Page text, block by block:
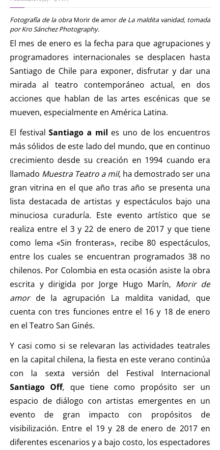
Fotografía de la obra Morir de amor de La maldita vanidad, tomada
por Kro Sánchez Photography.
El mes de enero es la fecha para que agrupaciones y
programadores internacionales se desplacen hasta
Santiago de Chile para exponer, disfrutar y dar una
mirada al teatro contemporáneo actual, en dos
acciones que hablan de las artes escénicas que se
mueven, especialmente en América Latina.
El festivalSantiago a mil es uno de los encuentros
más sólidos de este lado del mundo, que en continuo
crecimiento desde su creación en 1994 cuando era
llamado Muestra Teatro a mil, ha demostrado ser una
gran vitrina en el que año tras año se presenta una
lista destacada de artistas y espectáculos bajo una
minuciosa curaduría. Este evento artístico que se
realiza entre el 3 y 22 de enero de 2017 y que tiene
como lema «Sin fronteras», recibe 80 espectáculos,
entre los cuales se encuentran programados 38 no
chilenos. Por Colombia en esta ocasión asiste la obra
escrita y dirigida por Jorge Hugo Marín, Morir de
amorde la agrupación La maldita vanidad, que
cuenta con tres funciones entre el 16 y 18 de enero
en el Teatro San Ginés.
Y casi como si se relevaran las actividades teatrales
en la capital chilena, la fiesta en este verano continúa
con la sexta versión del Festival Internacional
Santiago Off, que tiene como propósito ser un
espacio de diálogo con artistas emergentes en un
evento de gran impacto con propósitos de
visibilización. Entre el 19 y 28 de enero de 2017 en
diferentes escenarios y a bajo costo, los espectadores